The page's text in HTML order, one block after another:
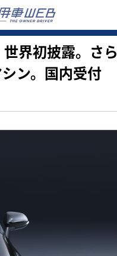
界初披露。さら
ン。国内受付